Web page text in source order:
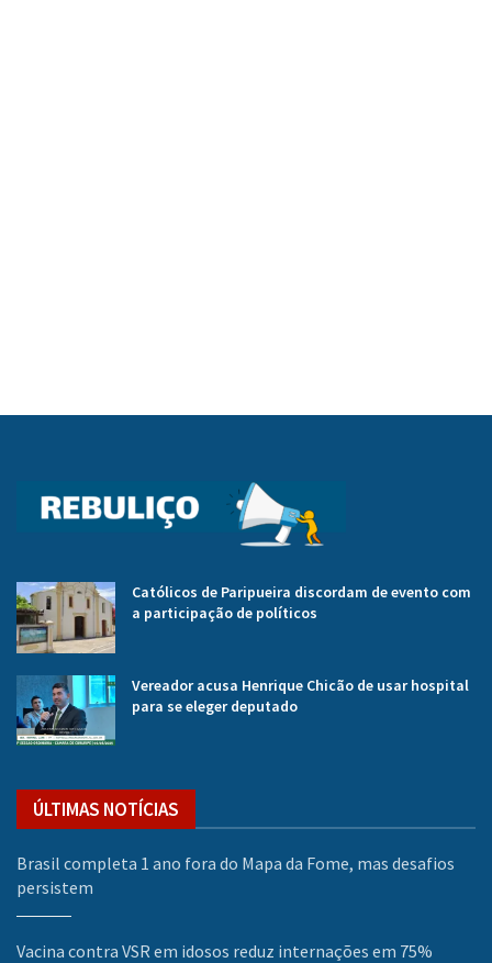
Católicos de Paripueira discordam de evento com
a participação de políticos
Vereador acusa Henrique Chicão de usar hospital
para se eleger deputado
ÚLTIMAS NOTÍCIAS
Brasil completa 1 ano fora do Mapa da Fome, mas desafios
persistem
Vacina contra VSR em idosos reduz internações em 75%